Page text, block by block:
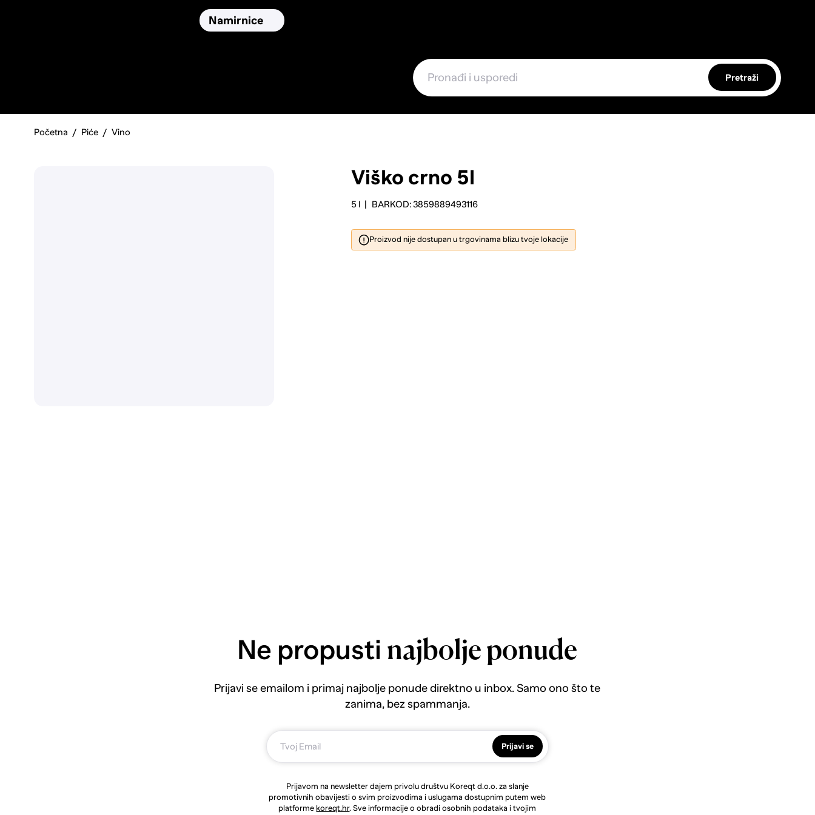
Namirnice
Pretraži
Početna Piće Vino
Viško crno 5l
5 l BARKOD: 3859889493116
Proizvod nije dostupan u trgovinama blizu tvoje lokacije
Ne propusti najbolje ponude
Prijavi se emailom i primaj najbolje ponude direktno u inbox. Samo ono što te
zanima, bez spammanja.
Prijavi se
Prijavom na newsletter dajem privolu društvu Koreqt d.o.o. za slanje
promotivnih obavijesti o svim proizvodima i uslugama dostupnim putem web
platforme koreqt.hr. Sve informacije o obradi osobnih podataka i tvojim